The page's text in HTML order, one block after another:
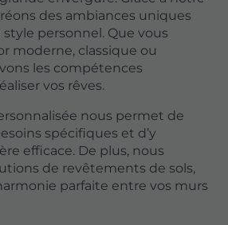
des ambiances uniques
personnel. Que vous
moderne, classique ou
les compétences
vos rêves.
nous permet de
spécifiques et d’y
efficace. De plus, nous
de revêtements de sols,
parfaite entre vos murs